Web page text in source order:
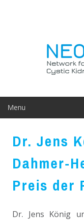
Menu
Dr. Jens
Dahmer-
Preis der
Dr. Jens König